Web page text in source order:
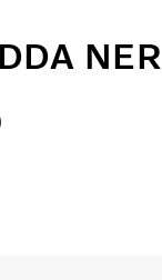
NER